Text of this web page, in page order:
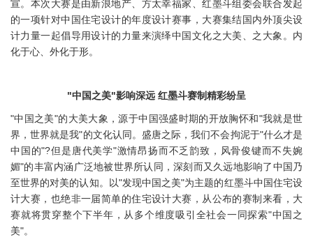
宣。本次大赛是由新浪地产、方太幸福家、红墨斗组委会联合发起
的一项针对中国住宅设计的年度设计赛事，大赛集结国内外顶尖设
计力量一起倡导用设计的力量来演绎中国文化之大美、之大象。内
化于心、外化于形。
"中国之美"影响深远 红墨斗赛制精彩纷呈
"中国之美"的大美大象，源于中国强盛时期的开放胸怀和"我就是世
界，世界就是我"的文化认同。盛唐之际，我们不会拘泥于"什么才是
中国的"?但是唐代美学"激情昂扬而不乏韵致，风骨俊键而不失婉
媚"的丰富内涵广泛地被世界所认同，深刻而又久远地影响了中国乃
至世界的对美的认知。以"发现中国之美"为主题的红墨斗中国住宅设
计大赛，也绝非一届简单的住宅设计大赛，从公布的赛制来看，大
赛就将贯穿整个下半年，从多个维度吸引全社会一同探索"中国之
美"。